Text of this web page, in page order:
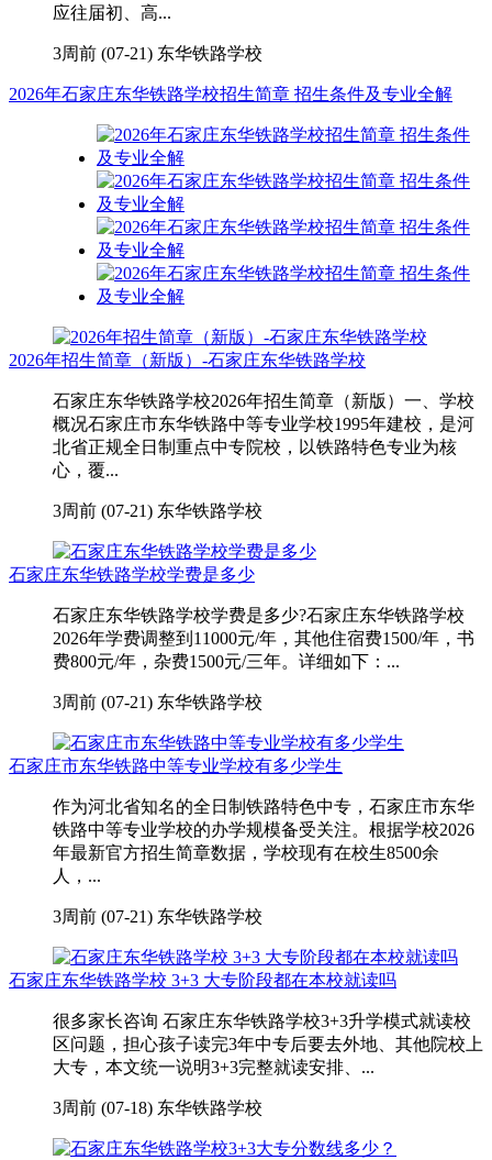
应往届初、高...
3周前 (07-21) 东华铁路学校
2026年石家庄东华铁路学校招生简章 招生条件及专业全解
2026年招生简章（新版）-石家庄东华铁路学校
石家庄东华铁路学校2026年招生简章（新版）一、学校
概况石家庄市东华铁路中等专业学校1995年建校，是河
北省正规全日制重点中专院校，以铁路特色专业为核
心，覆...
3周前 (07-21) 东华铁路学校
石家庄东华铁路学校学费是多少
石家庄东华铁路学校学费是多少?石家庄东华铁路学校
2026年学费调整到11000元/年，其他住宿费1500/年，书
费800元/年，杂费1500元/三年。详细如下：...
3周前 (07-21) 东华铁路学校
石家庄市东华铁路中等专业学校有多少学生
作为河北省知名的全日制铁路特色中专，石家庄市东华
铁路中等专业学校的办学规模备受关注。根据学校2026
年最新官方招生简章数据，学校现有在校生8500余
人，...
3周前 (07-21) 东华铁路学校
石家庄东华铁路学校 3+3 大专阶段都在本校就读吗
很多家长咨询 石家庄东华铁路学校3+3升学模式就读校
区问题，担心孩子读完3年中专后要去外地、其他院校上
大专，本文统一说明3+3完整就读安排、...
3周前 (07-18) 东华铁路学校